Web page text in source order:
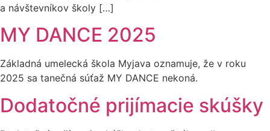
a návštevníkov školy […]
MY DANCE 2025
Základná umelecká škola Myjava oznamuje, že v roku
2025 sa tanečná súťaž MY DANCE nekoná.
Dodatočné prijímacie skúšky